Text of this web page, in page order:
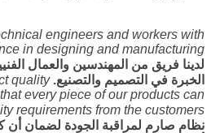
engineers and workers with
in designing and manufacturing.
لدينا فريق من المهندسين والعمال
الخبرة في التصميم والتصنيع. quality
every piece of our products can
requirements from the customers.
نظام صارم لمراقبة الجودة لضمان أن